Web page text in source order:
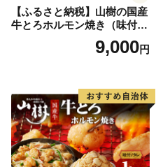
【ふるさと納税】山樹の国産
牛とろホルモン焼き（味付/
9,000円